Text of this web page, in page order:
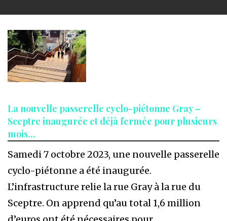
La nouvelle passerelle cyclo-piétonne Gray –
Sceptre inaugurée et déjà fermée pour plusieurs
mois…
Samedi 7 octobre 2023, une nouvelle passerelle
cyclo-piétonne a été inaugurée.
L’infrastructure relie la rue Gray à la rue du
Sceptre. On apprend qu’au total 1,6 million